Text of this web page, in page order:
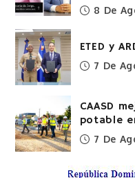
8 De
ETED y
7 De
CAASD
potable
7 De